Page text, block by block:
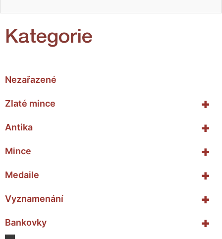
Kategorie
Nezařazené
+
Zlaté mince
+
Antika
+
Mince
+
Medaile
+
Vyznamenání
+
Bankovky